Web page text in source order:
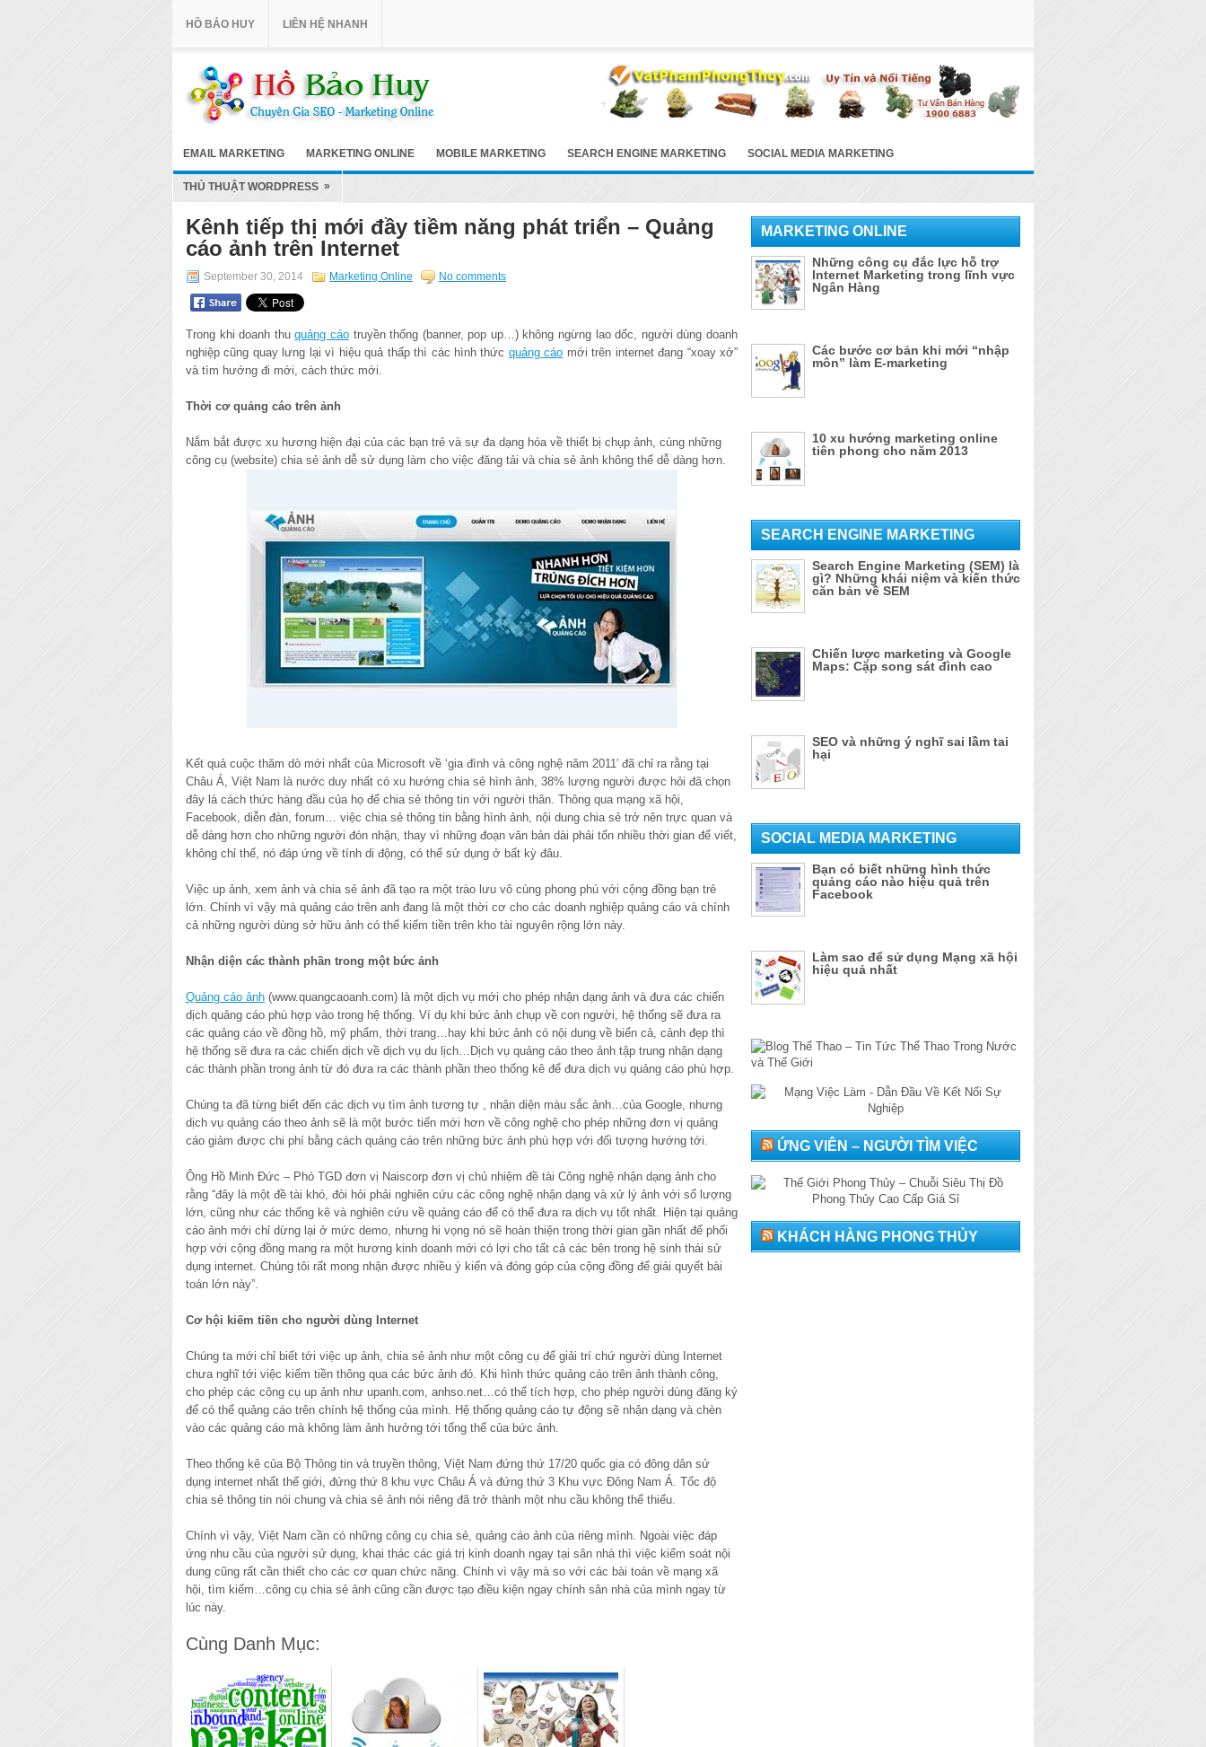
HỒ BẢO HUY LIÊN HỆ NHANH
EMAIL MARKETING MARKETING ONLINE MOBILE MARKETING SEARCH ENGINE MARKETING SOCIAL MEDIA MARKETING
THỦ THUẬT WORDPRESS »
Kênh tiếp thị mới đầy tiềm năng phát triển – Quảng
cáo ảnh trên Internet
September 30, 2014 Marketing Online No comments
Trong khi doanh thuquảng cáotruyền thống (banner, pop up…) không ngừng lao dốc, người dùng doanh
nghiệp cũng quay lưng lại vì hiệu quả thấp thì các hình thức quảng cáo mới trên internet đang “xoay xở”
và tìm hướng đi mới, cách thức mới.
Thời cơ quảng cáo trên ảnh
Nắm bắt được xu hương hiện đại của các bạn trẻ và sự đa dạng hóa về thiết bị chụp ảnh, cùng những
công cụ (website) chia sẻ ảnh dễ sử dụng làm cho việc đăng tải và chia sẻ ảnh không thể dễ dàng hơn.
Kết quả cuộc thăm dò mới nhất của Microsoft về ‘gia đình và công nghệ năm 2011′ đã chỉ ra rằng tại
Châu Á, Việt Nam là nước duy nhất có xu hướng chia sẻ hình ảnh, 38% lượng người được hỏi đã chọn
đây là cách thức hàng đầu của họ để chia sẻ thông tin với người thân. Thông qua mạng xã hội,
Facebook, diễn đàn, forum… việc chia sẻ thông tin bằng hình ảnh, nội dung chia sẻ trở nên trực quan và
dễ dàng hơn cho những người đón nhận, thay vì những đoạn văn bản dài phải tốn nhiều thời gian để viết,
không chỉ thế, nó đáp ứng về tính di động, có thể sử dụng ở bất kỳ đâu.
Việc up ảnh, xem ảnh và chia sẻ ảnh đã tạo ra một trào lưu vô cùng phong phú với cộng đồng bạn trẻ
lớn. Chính vì vậy mà quảng cáo trên anh đang là một thời cơ cho các doanh nghiệp quảng cáo và chính
cả những người dùng sở hữu ảnh có thể kiếm tiền trên kho tài nguyên rộng lớn này.
Nhận diện các thành phần trong một bức ảnh
Quảng cáo ảnh (www.quangcaoanh.com) là một dịch vụ mới cho phép nhận dạng ảnh và đưa các chiến
dịch quảng cáo phù hợp vào trong hệ thống. Ví dụ khi bức ảnh chụp về con người, hệ thống sẽ đưa ra
các quảng cáo về đồng hồ, mỹ phẩm, thời trang…hay khi bức ảnh có nội dung về biển cả, cảnh đẹp thì
hệ thống sẽ đưa ra các chiến dịch về dịch vụ du lịch…Dịch vụ quảng cáo theo ảnh tập trung nhận dạng
các thành phần trong ảnh từ đó đưa ra các thành phần theo thống kê để đưa dịch vụ quảng cáo phù hợp.
Chúng ta đã từng biết đến các dịch vụ tìm ảnh tương tự , nhận diện màu sắc ảnh…của Google, nhưng
dịch vụ quảng cáo theo ảnh sẽ là một bước tiến mới hơn về công nghệ cho phép những đơn vị quảng
cáo giảm được chi phí bằng cách quảng cáo trên những bức ảnh phù hợp với đối tượng hướng tới.
Ông Hồ Minh Đức – Phó TGD đơn vị Naiscorp đơn vị chủ nhiệm đề tài Công nghệ nhận dạng ảnh cho
rằng “đây là một đề tài khó, đòi hỏi phải nghiên cứu các công nghệ nhận dạng và xử lý ảnh với số lượng
lớn, cũng như các thống kê và nghiên cứu về quảng cáo để có thể đưa ra dịch vụ tốt nhất. Hiện tại quảng
cáo ảnh mới chỉ dừng lại ở mức demo, nhưng hi vọng nó sẽ hoàn thiện trong thời gian gần nhất để phối
hợp với cộng đồng mang ra một hương kinh doanh mới có lợi cho tất cả các bên trong hệ sinh thái sử
dụng internet. Chúng tôi rất mong nhận được nhiều ý kiến và đóng góp của cộng đồng để giải quyết bài
toán lớn này”.
Cơ hội kiếm tiền cho người dùng Internet
Chúng ta mới chỉ biết tới việc up ảnh, chia sẻ ảnh như một công cụ để giải trí chứ người dùng Internet
chưa nghĩ tới việc kiếm tiền thông qua các bức ảnh đó. Khi hình thức quảng cáo trên ảnh thành công,
cho phép các công cụ up ảnh như upanh.com, anhso.net…có thể tích hợp, cho phép người dùng đăng ký
để có thể quảng cáo trên chính hệ thống của mình. Hệ thống quảng cáo tự động sẽ nhận dạng và chèn
vào các quảng cáo mà không làm ảnh hưởng tới tổng thể của bức ảnh.
Theo thống kê của Bộ Thông tin và truyền thông, Việt Nam đứng thứ 17/20 quốc gia có đông dân sử
dụng internet nhất thế giới, đứng thứ 8 khu vực Châu Á và đứng thứ 3 Khu vực Đông Nam Á. Tốc độ
chia sẻ thông tin nói chung và chia sẻ ảnh nói riêng đã trở thành một nhu cầu không thể thiếu.
Chính vì vậy, Việt Nam cần có những công cụ chia sẻ, quảng cáo ảnh của riêng mình. Ngoài việc đáp
ứng nhu cầu của người sử dụng, khai thác các giá trị kinh doanh ngay tại sân nhà thì việc kiểm soát nội
dung cũng rất cần thiết cho các cơ quan chức năng. Chính vì vậy mà so với các bài toán về mạng xã
hội, tìm kiếm…công cụ chia sẻ ảnh cũng cần được tạo điều kiện ngay chính sân nhà của mình ngay từ
lúc này.
Cùng Danh Mục:
MARKETING ONLINE
Những công cụ đắc lực hỗ trợ
Internet Marketing trong lĩnh vực
Ngân Hàng
Các bước cơ bản khi mới “nhập
môn” làm E-marketing
10 xu hướng marketing online
tiên phong cho năm 2013
SEARCH ENGINE MARKETING
Search Engine Marketing (SEM) là
gì? Những khái niệm và kiến thức
căn bản về SEM
Chiến lược marketing và Google
Maps: Cặp song sát đình cao
SEO và những ý nghĩ sai lầm tai
hại
SOCIAL MEDIA MARKETING
Bạn có biết những hình thức
quảng cáo nào hiệu quả trên
Facebook
Làm sao để sử dụng Mạng xã hội
hiệu quả nhất
ỨNG VIÊN – NGƯỜI TÌM VIỆC
KHÁCH HÀNG PHONG THỦY